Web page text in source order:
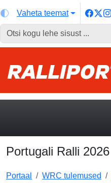
Vaheta teemat
Portugali Ralli
Portaal WRC tulemused